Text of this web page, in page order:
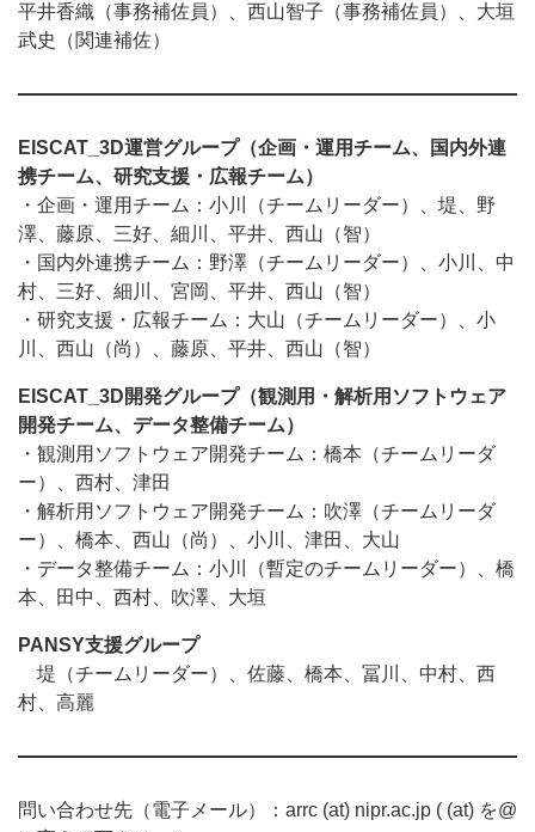
平井香織（事務補佐員）、西山智子（事務補佐員）、大垣
武史（関連補佐）
EISCAT_3D運営グループ（企画・運用チーム、国内外連
携チーム、研究支援・広報チーム）
・企画・運用チーム：小川（チームリーダー）、堤、野
澤、藤原、三好、細川、平井、西山（智）
・国内外連携チーム：野澤（チームリーダー）、小川、中
村、三好、細川、宮岡、平井、西山（智）
・研究支援・広報チーム：大山（チームリーダー）、小
川、西山（尚）、藤原、平井、西山（智）
EISCAT_3D開発グループ（観測用・解析用ソフトウェア
開発チーム、データ整備チーム）
・観測用ソフトウェア開発チーム：橋本（チームリーダ
ー）、西村、津田
・解析用ソフトウェア開発チーム：吹澤（チームリーダ
ー）、橋本、西山（尚）、小川、津田、大山
・データ整備チーム：小川（暫定のチームリーダー）、橋
本、田中、西村、吹澤、大垣
PANSY支援グループ
堤（チームリーダー）、佐藤、橋本、冨川、中村、西
村、高麗
問い合わせ先（電子メール）：arrc (at) nipr.ac.jp ( (at) を@